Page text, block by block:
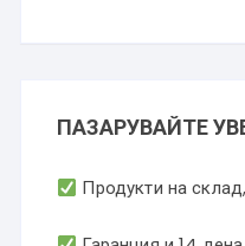
ПАЗАРУВАЙТЕ
Продукти на